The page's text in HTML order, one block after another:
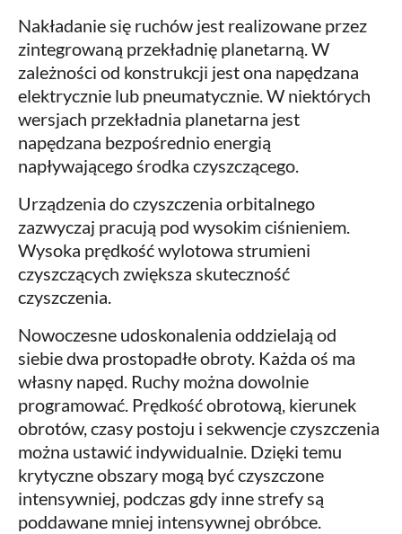
Nakładanie się ruchów jest realizowane przez
zintegrowaną przekładnię planetarną. W
zależności od konstrukcji jest ona napędzana
elektrycznie lub pneumatycznie. W niektórych
wersjach przekładnia planetarna jest
napędzana bezpośrednio energią
napływającego środka czyszczącego.
Urządzenia do czyszczenia orbitalnego
zazwyczaj pracują pod wysokim ciśnieniem.
Wysoka prędkość wylotowa strumieni
czyszczących zwiększa skuteczność
czyszczenia.
Nowoczesne udoskonalenia oddzielają od
siebie dwa prostopadłe obroty. Każda oś ma
własny napęd. Ruchy można dowolnie
programować. Prędkość obrotową, kierunek
obrotów, czasy postoju i sekwencje czyszczenia
można ustawić indywidualnie. Dzięki temu
krytyczne obszary mogą być czyszczone
intensywniej, podczas gdy inne strefy są
poddawane mniej intensywnej obróbce.